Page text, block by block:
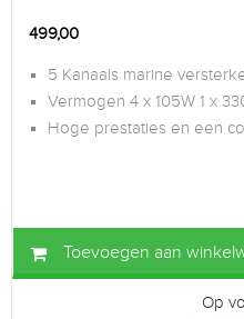
499,00
5 Kanaals marine
Vermogen 4 x 105W 1 x
Hoge prestaties en een
Toevoegen aan
Op